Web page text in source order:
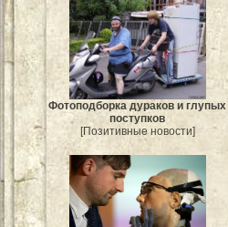
Фотоподборка дураков и глупых
поступков
[Позитивные новости]